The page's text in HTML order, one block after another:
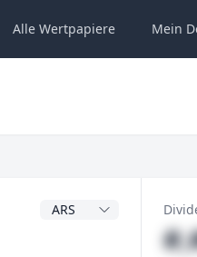
Alle Wertpapiere Mein
Dividendenwährung